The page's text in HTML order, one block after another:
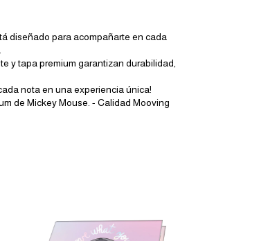
diseñado para acompañarte en cada
y tapa premium garantizan durabilidad,
nota en una experiencia única!
de Mickey Mouse. - Calidad Mooving